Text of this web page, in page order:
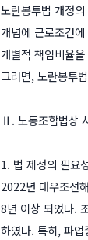
노란봉투법 개정
개념에 근로조건
개별적 책임비율
그러면, 노란봉투
Ⅱ. 노동조합법상
1. 법 제정의 필요
2022년 대우조선
8년 이상 되었다.
하였다. 특히, 파